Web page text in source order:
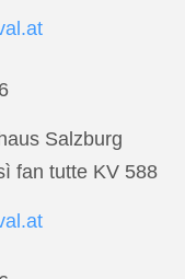
Salzburg
fan tutte KV 588